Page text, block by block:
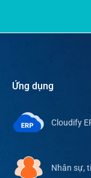
Ứng dụng
Cloudify
Nhân sự,